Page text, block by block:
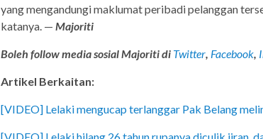
yang mengandungi maklumat peribadi pelanggan
katanya. — Majoriti
Boleh follow media sosial Majoriti di Twitter, Facebook,
Artikel Berkaitan:
[VIDEO] Lelaki mengucap terlanggar Pak Belang